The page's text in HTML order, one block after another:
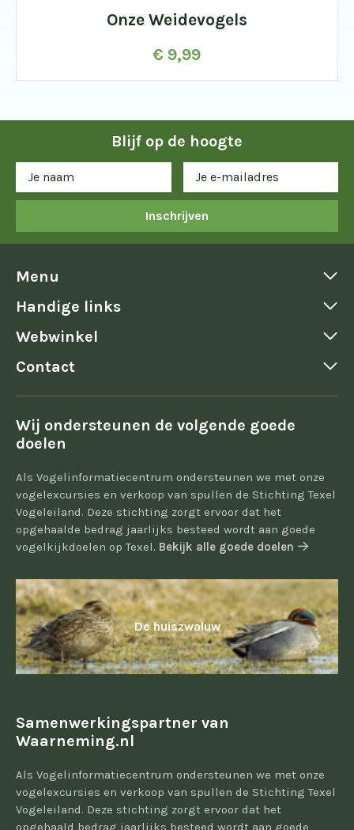
Onze Weidevogels
€ 9,99
Blijf op de hoogte
Inschrijven
Menu
Handige links
Webwinkel
Contact
Wij ondersteunen de volgende goede
doelen
Als Vogelinformatiecentrum ondersteunen we met onze
vogelexcursies en verkoop van spullen de Stichting Texel
Vogeleiland. Deze stichting zorgt ervoor dat het
opgehaalde bedrag jaarlijks besteed wordt aan goede
vogelkijkdoelen op Texel. Bekijk alle goede doelen
De huiszwaluw
Samenwerkingspartner van
Waarneming.nl
Als Vogelinformatiecentrum ondersteunen we met onze
vogelexcursies en verkoop van spullen de Stichting Texel
Vogeleiland. Deze stichting zorgt ervoor dat het
opgehaald bedrag jaarlijks besteed wordt aan goede